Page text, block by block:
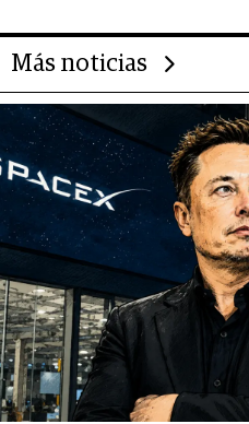
Más noticias